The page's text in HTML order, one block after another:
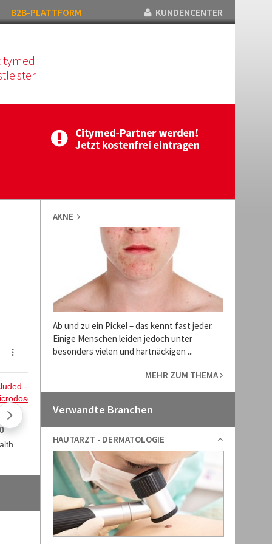
B2B-PLATTFORM KUNDENCENTER
AKNE
Ab und zu ein Pickel – das kennt fast jeder.
Einige Menschen leiden jedoch unter
besonders vielen und hartnäckigen ...
MEHR ZUM THEMA
Verwandte Branchen
HAUTARZT - DERMATOLOGIE